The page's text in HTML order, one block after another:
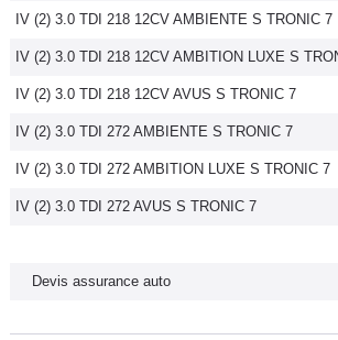
Forum
Moto
Marques
IV (2) 3.0 TDI 218 12CV AMBIENTE S TRONIC 7
IV (2) 3.0 TDI 218 12CV AMBITION LUXE S
IV (2) 3.0 TDI 218 12CV AVUS S TRONIC 7
IV (2) 3.0 TDI 272 AMBIENTE S TRONIC 7
IV (2) 3.0 TDI 272 AMBITION LUXE S TRONIC 7
IV (2) 3.0 TDI 272 AVUS S TRONIC 7
Devis assurance auto